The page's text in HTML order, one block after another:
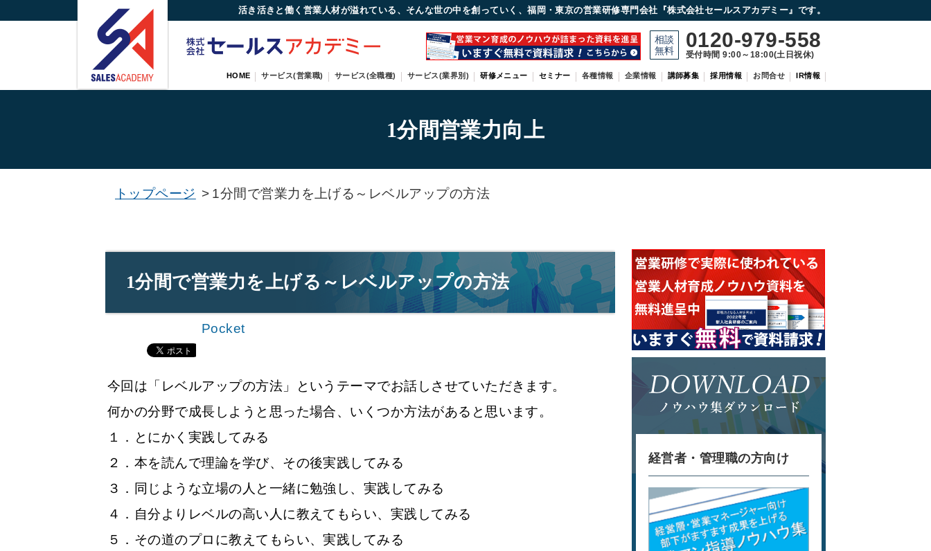
活き活きと働く営業人材が溢れている、そんな世の中を創っていく、福岡・東京の営業研修専門会社『株式会社セールスアカデミー』です。
0120-979-558
受付時間 9:00～18:00(土日祝休)
HOME サービス(営業職) サービス(全職種) サービス(業界別) 研修メニュー セミナー 各種情報 企業情報 講師募集 採用情報 お問合せ IR情報
1分間営業力向上
トップページ > 1分間で営業力を上げる～レベルアップの方法
1分間で営業力を上げる～レベルアップの方法
Pocket
今回は「レベルアップの方法」というテーマでお話しさせていただきます。
何かの分野で成長しようと思った場合、いくつか方法があると思います。
１．とにかく実践してみる
２．本を読んで理論を学び、その後実践してみる
３．同じような立場の人と一緒に勉強し、実践してみる
４．自分よりレベルの高い人に教えてもらい、実践してみる
５．その道のプロに教えてもらい、実践してみる
経営者・管理職の方向け